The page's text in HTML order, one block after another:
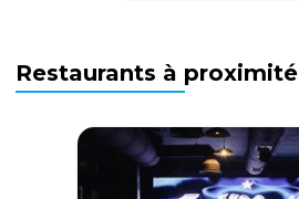
Restaurants à proximité